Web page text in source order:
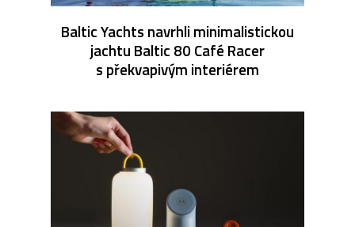
Baltic Yachts navrhli minimalistickou
jachtu Baltic 80 Café Racer
s překvapivým interiérem